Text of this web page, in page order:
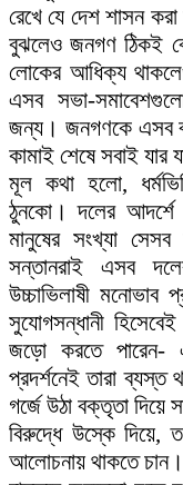
রেখে যে দেশ শাসন করা
বুঝলেও জনগণ ঠিকই
লোকের আধিক্য
এসব সভা-
জন্য। জনগণকে এসব
কামাই শেষে সবাই যার
মূল কথা হলো,
ঠুনকো। দলের আদর্শে
মানুষের সংখ্যা
সন্তানরাই এসব
উচ্চাভিলাষী মনোভাব
সুযোগসন্ধানী
জড়ো করতে পারেন-
প্রদর্শনেই তারা ব্যস্ত
গর্জে উঠা বক্তৃতা দিয়ে
বিরুদ্ধে উস্কে দিয়ে,
আলোচনায় থাকতে চান।